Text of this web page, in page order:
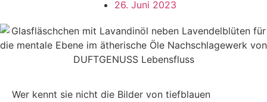
26. Juni 2023
Wer kennt sie nicht die Bilder von tiefblauen